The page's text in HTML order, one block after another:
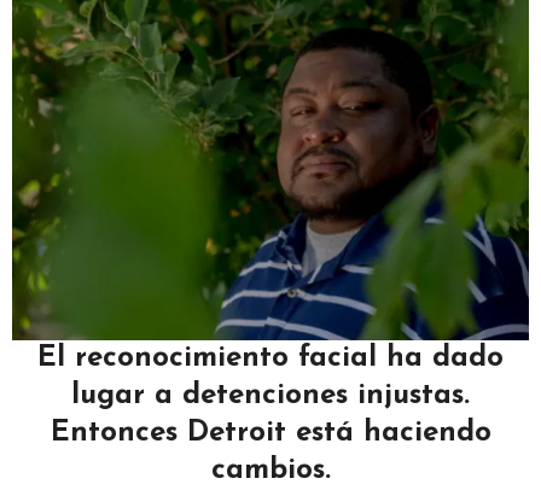
El reconocimiento facial ha dado
lugar a detenciones injustas.
Entonces Detroit está haciendo
cambios.